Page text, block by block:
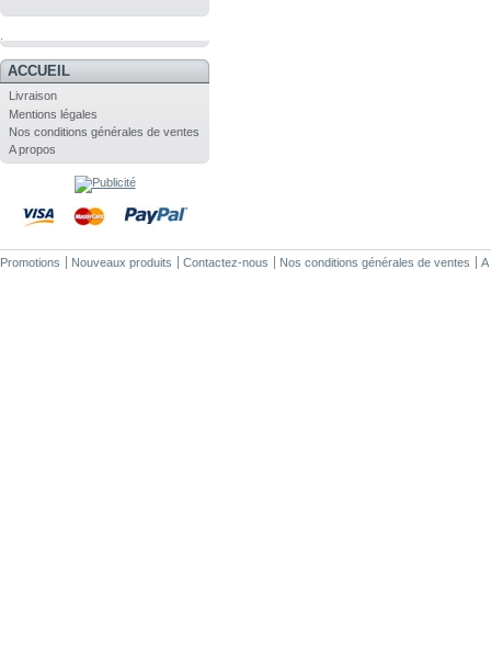
ACCUEIL
Livraison
Mentions légales
Nos conditions générales de ventes
A propos
Promotions Nouveaux produits Contactez-nous Nos conditions générales de ventes A